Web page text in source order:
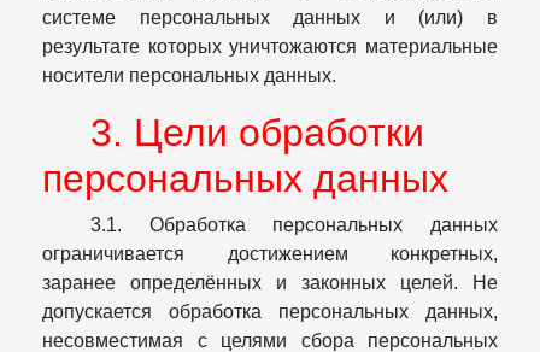
системе персональных данных и (или) в
результате которых уничтожаются материальные
носители персональных данных.
3. Цели обработки
персональных данных
3.1. Обработка персональных данных
ограничивается достижением конкретных,
заранее определённых и законных целей. Не
допускается обработка персональных данных,
несовместимая с целями сбора персональных